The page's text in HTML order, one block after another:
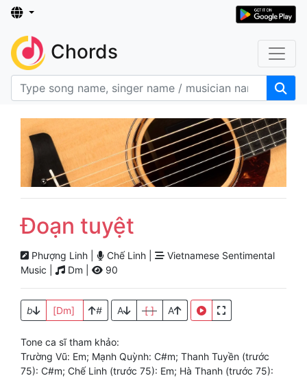
Chords
Đoạn tuyệt
Phượng Linh | Chế Linh |
Vietnamese Sentimental
Music |
Dm | 90
b [Dm] # A [ ] A
Tone ca sĩ tham khảo:
Trường Vũ: Em; Mạnh Quỳnh: C#m; Thanh Tuyền (trước
75): C#m; Chế Linh (trước 75): Em; Hà Thanh (trước 75):